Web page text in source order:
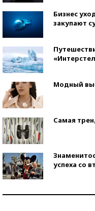
Бизнес
закупают
Модный
Самая
успеха со